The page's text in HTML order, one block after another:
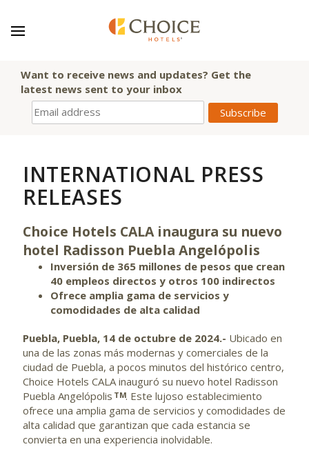
Want to receive news and updates? Get the
latest news sent to your inbox
INTERNATIONAL PRESS
RELEASES
Choice Hotels CALA inaugura su nuevo
hotel Radisson Puebla Angelópolis
Inversión de 365 millones de pesos que crean
40 empleos directos y otros 100 indirectos
Ofrece amplia gama de servicios y
comodidades de alta calidad
Puebla, Puebla, 14 de octubre de 2024.- Ubicado en
una de las zonas más modernas y comerciales de la
ciudad de Puebla, a pocos minutos del histórico centro,
Choice Hotels CALA inauguró su nuevo hotel Radisson
Puebla Angelópolis TM. Este lujoso establecimiento
ofrece una amplia gama de servicios y comodidades de
alta calidad que garantizan que cada estancia se
convierta en una experiencia inolvidable.